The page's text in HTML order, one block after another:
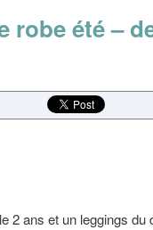
robe été –
2 ans et un leggings